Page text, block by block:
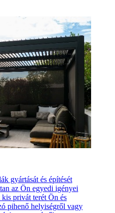
gyártását és építését
az Ön egyedi igényei
kis privát terét Ön és
pihenő helyiségről vagy